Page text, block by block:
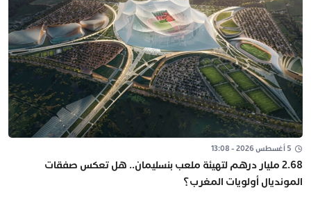
5 أغسطس 2026 - 13:08
2.68 مليار درهم لتهيئة ملعب بنسليمان.. هل تعكس صفقات
المونديال أولويات المغرب؟